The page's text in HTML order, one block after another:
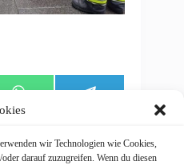
wir Technologien wie Cookies,
darauf zuzugreifen. Wenn du diesen
on
h
s
A
g
r